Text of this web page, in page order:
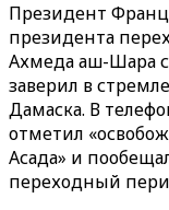
Президент
президента
Ахмеда аш-Шара
заверил в
Дамаска. В
отметил
Асада» и
переходный